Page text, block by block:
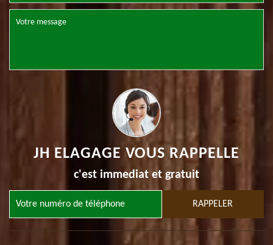
JH ELAGAGE VOUS RAPPELLE
c'est immediat et gratuit